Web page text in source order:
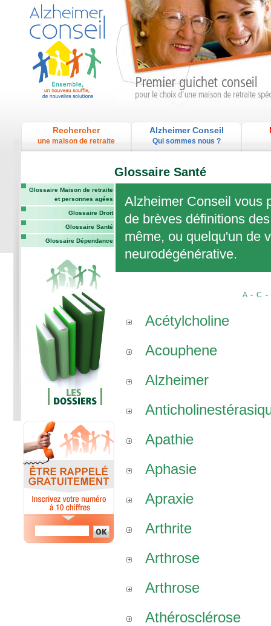
Rechercher
une maison de retraite
Alzheimer Conseil
Qui sommes nous ?
Glossaire Santé
Glossaire Maison de retraite
et personnes agées
Glossaire Droit
Glossaire Santé
Glossaire Dépendance
Alzheimer Conseil vous
de brèves définitions
même, ou quelqu'un de
neurodégénérative.
A- C -
Acétylcholine
Acouphene
Alzheimer
Apathie
Aphasie
Apraxie
Arthrite
Arthrose
Arthrose
Athérosclérose